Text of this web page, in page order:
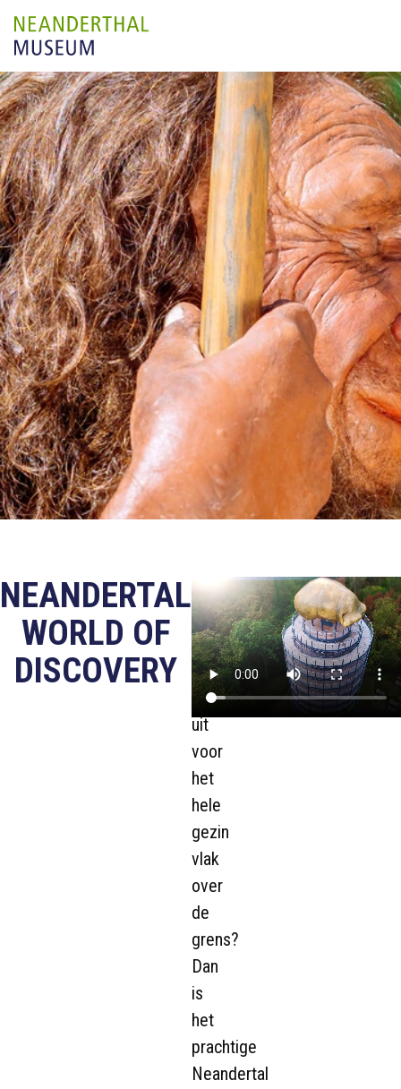
NEANDERTAL
WORLD OF
DISCOVERY
Zin
in
een
spannend
dagje
uit
voor
het
hele
gezin
vlak
over
de
grens?
Dan
is
het
prachtige
Neandertal